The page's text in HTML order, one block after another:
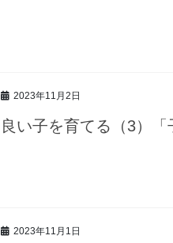
2023年11月2日
良い子を育てる（3）
2023年11月1日